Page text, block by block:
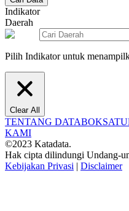
Indikator
Daerah
Pilih Indikator untuk
Clear All
TENTANG DATABOKS
KAMI
©2023 Katadata.
Hak cipta dilindungi Undang-
Kebijakan Privasi | Disclaimer